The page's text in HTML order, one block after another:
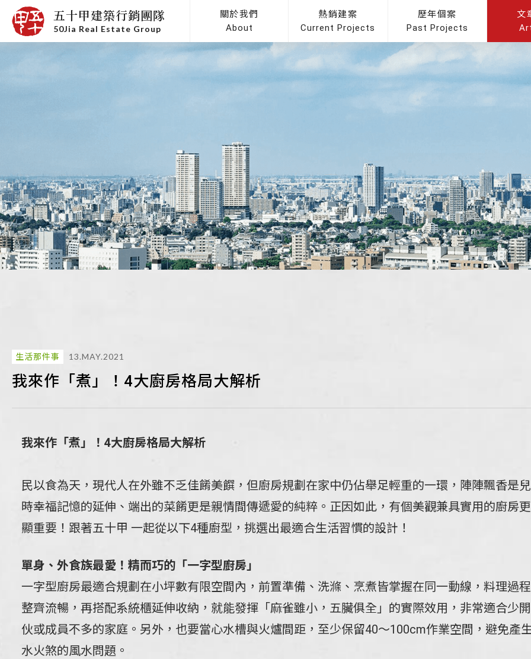
五十甲建築行銷團隊
50Jia Real Estate Group
關於我們
About
熱銷建案
Current Projects
歷年個案
Past Projects
文
生活那件事 13.MAY.2021
我來作「煮」！4大廚房格局大解析
我來作「煮」！4大廚房格局大解析
民以食為天，現代人在外雖不乏佳餚美饌，但廚房規劃在家中仍佔舉足輕重的一環，陣陣飄香是兒
時幸福記憶的延伸、端出的菜餚更是親情間傳遞愛的純粹。正因如此，有個美觀兼具實用的廚房更
顯重要！跟著五十甲 一起從以下4種廚型，挑選出最適合生活習慣的設計！
單身、外食族最愛！精而巧的「一字型廚房」
一字型廚房最適合規劃在小坪數有限空間內，前置準備、洗滌、烹煮皆掌握在同一動線，料理過程
整齊流暢，再搭配系統櫃延伸收納，就能發揮「麻雀雖小，五臟俱全」的實際效用，非常適合少開
伙或成員不多的家庭。另外，也要當心水槽與火爐間距，至少保留40～100cm作業空間，避免產
水火煞的風水問題。